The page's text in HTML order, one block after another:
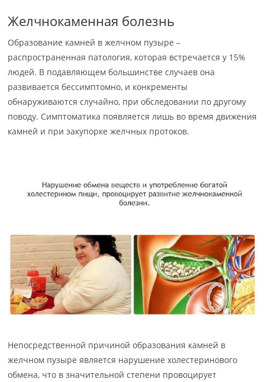
Желчнокаменная болезнь
Образование камней в желчном пузыре –
распространенная патология, которая встречается у 15%
людей. В подавляющем большинстве случаев она
развивается бессимптомно, и конкременты
обнаруживаются случайно, при обследовании по другому
поводу. Симптоматика появляется лишь во время движения
камней и при закупорке желчных протоков.
Непосредственной причиной образования камней в
желчном пузыре является нарушение холестеринового
обмена, что в значительной степени провоцирует